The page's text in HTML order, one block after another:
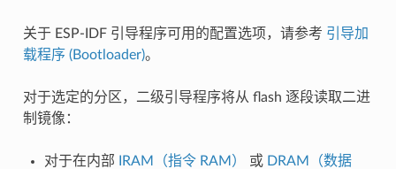
关于 ESP-IDF 引导程序可用的配置选项，请参考 引导加
载程序 (Bootloader)。
对于选定的分区，二级引导程序将从 flash 逐段读取二进
制镜像：
对于在内部 IRAM（指令 RAM） 或 DRAM（数据